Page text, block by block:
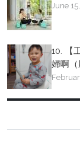
June
10. 【
婦啊（